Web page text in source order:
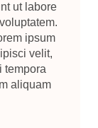
ut labore
ipsum
velit,
tempora
aliquam